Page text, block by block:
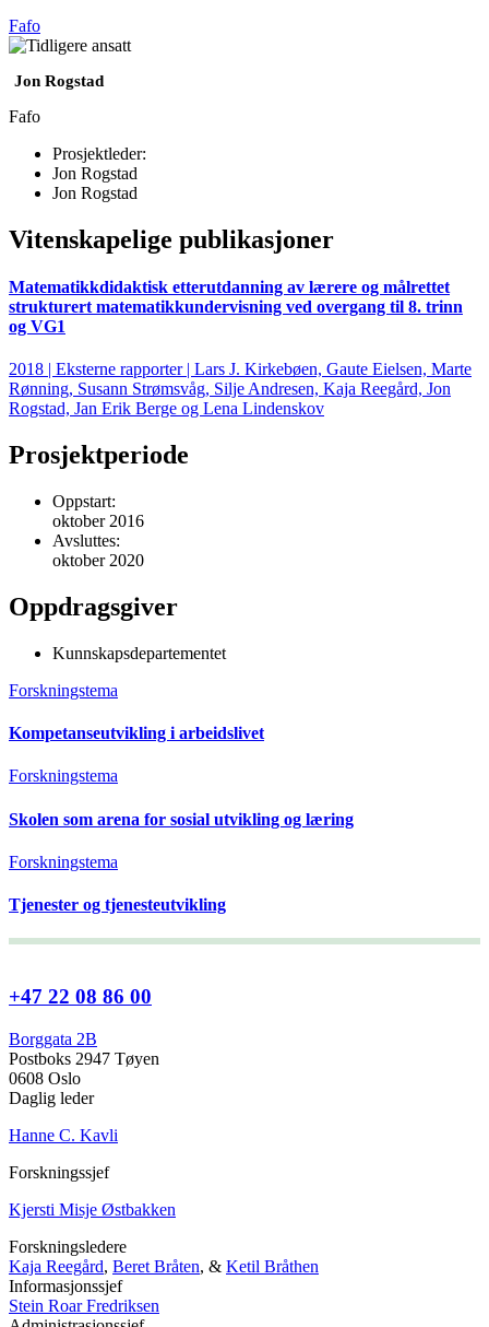
Fafo
Jon Rogstad
Fafo
Prosjektleder:
Jon Rogstad
Jon Rogstad
Vitenskapelige publikasjoner
Matematikkdidaktisk etterutdanning av lærere og målrettet
strukturert matematikkundervisning ved overgang til 8. trinn
og VG1
2018 | Eksterne rapporter | Lars J. Kirkebøen, Gaute Eielsen, Marte
Rønning, Susann Strømsvåg, Silje Andresen, Kaja Reegård, Jon
Rogstad, Jan Erik Berge og Lena Lindenskov
Prosjektperiode
Oppstart:
oktober 2016
Avsluttes:
oktober 2020
Oppdragsgiver
Kunnskapsdepartementet
Forskningstema
Kompetanseutvikling i arbeidslivet
Forskningstema
Skolen som arena for sosial utvikling og læring
Forskningstema
Tjenester og tjenesteutvikling
+47 22 08 86 00
Borggata 2B
Postboks 2947 Tøyen
0608 Oslo
Daglig leder
Hanne C. Kavli
Forskningssjef
Kjersti Misje Østbakken
Forskningsledere
Kaja Reegård, Beret Bråten, & Ketil Bråthen
Informasjonssjef
Stein Roar Fredriksen